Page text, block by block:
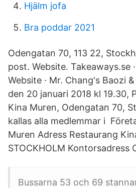
Hjälm jofa
Bra poddar 2021
Odengatan 70, 113 22,
post. Website. Takeaways.se
Website · Mr. Chang's Baozi
den 20 januari 2018 kl 19.30,
Kina Muren, Odengatan 70,
kallas alla medlemmar i
Muren Adress Restaurang
STOCKHOLM Kontorsadress
Bussarna 53 och 69